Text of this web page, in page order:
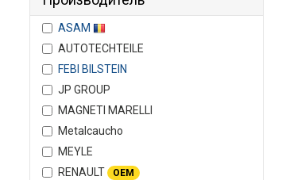
ASAM
AUTOTECHTEILE
FEBI BILSTEIN
JP GROUP
MAGNETI MARELLI
Metalcaucho
MEYLE
RENAULT
OEM